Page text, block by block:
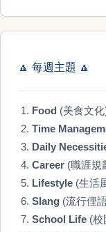
🔼 每週主題 🔼
Food (美食文化
Time
Daily
Career (職涯規
Lifestyle (生活
Slang (流行俚
School Life (校